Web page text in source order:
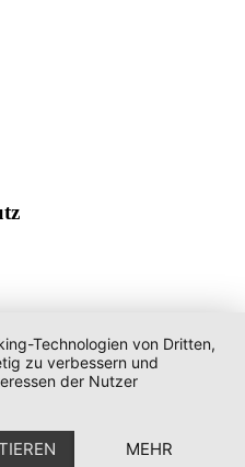
Technologien von Dritten,
zu verbessern und
der Nutzer
MEHR